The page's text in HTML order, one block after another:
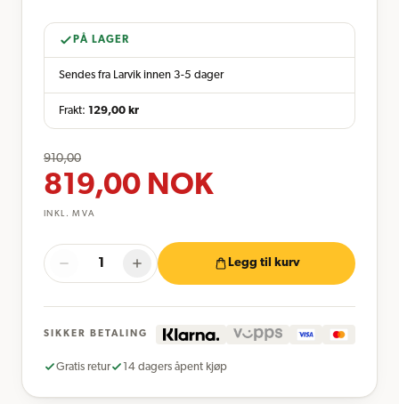
PÅ LAGER
Sendes fra Larvik innen 3-5 dager
Frakt: 129,00 kr
910,00
819,00 NOK
INKL. MVA
Legg til kurv
SIKKER BETALING
Gratis retur 14 dagers åpent kjøp